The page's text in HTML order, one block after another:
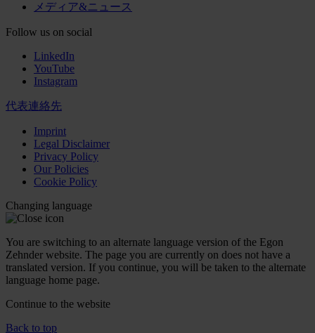
メディア&ニュース
Follow us on social
LinkedIn
YouTube
Instagram
代表連絡先
Imprint
Legal Disclaimer
Privacy Policy
Our Policies
Cookie Policy
Changing language
You are switching to an alternate language version of the Egon
Zehnder website. The page you are currently on does not have a
translated version. If you continue, you will be taken to the alternate
language home page.
Continue to the website
Back to top